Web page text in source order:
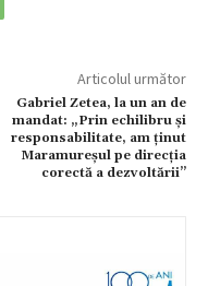
Articolul următor
Gabriel Zetea, la un an de
mandat: „Prin echilibru și
responsabilitate, am ținut
Maramureșul pe direcția
corectă a dezvoltării”